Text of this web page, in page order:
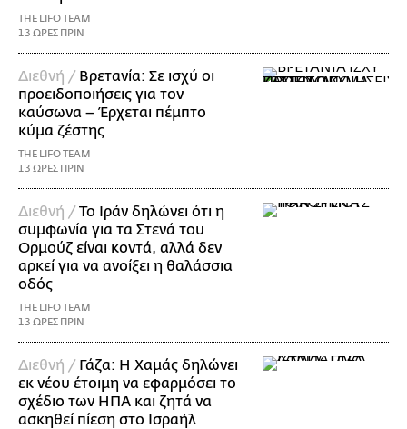
THE LIFO TEAM
13 ΩΡΕΣ ΠΡΙΝ
Διεθνή / Βρετανία: Σε ισχύ οι
προειδοποιήσεις για τον
καύσωνα – Έρχεται πέμπτο
κύμα ζέστης
THE LIFO TEAM
13 ΩΡΕΣ ΠΡΙΝ
Διεθνή /Το Ιράν δηλώνει ότι η
συμφωνία για τα Στενά του
Ορμούζ είναι κοντά, αλλά δεν
αρκεί για να ανοίξει η θαλάσσια
οδός
THE LIFO TEAM
13 ΩΡΕΣ ΠΡΙΝ
Διεθνή / Γάζα: Η Χαμάς δηλώνει
εκ νέου έτοιμη να εφαρμόσει το
σχέδιο των ΗΠΑ και ζητά να
ασκηθεί πίεση στο Ισραήλ